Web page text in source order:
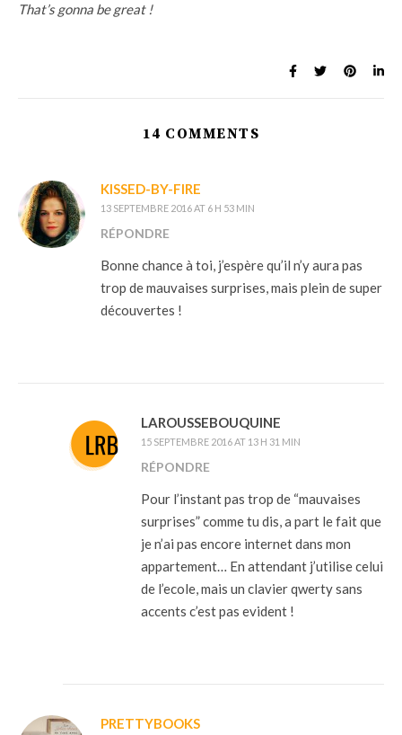
That’s gonna be great !
14 COMMENTS
KISSED-BY-FIRE
13 SEPTEMBRE 2016 AT 6 H 53 MIN
RÉPONDRE
Bonne chance à toi, j’espère qu’il n’y aura pas
trop de mauvaises surprises, mais plein de super
découvertes !
LAROUSSEBOUQUINE
15 SEPTEMBRE 2016 AT 13 H 31 MIN
RÉPONDRE
Pour l’instant pas trop de “mauvaises
surprises” comme tu dis, a part le fait que
je n’ai pas encore internet dans mon
appartement… En attendant j’utilise celui
de l’ecole, mais un clavier qwerty sans
accents c’est pas evident !
PRETTYBOOKS